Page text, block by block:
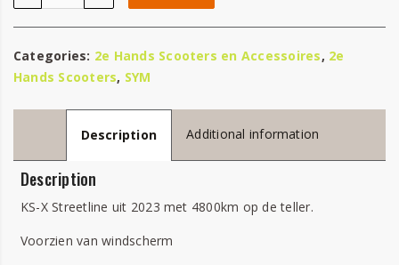
Categories: 2e Hands Scooters en Accessoires, 2e
Hands Scooters, SYM
Description Additional information
Description
KS-X Streetline uit 2023 met 4800km op de teller.
Voorzien van windscherm